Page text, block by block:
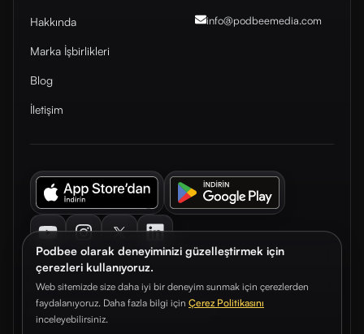
Podbee olarak deneyiminizi güzelleştirmek için
çerezleri kullanıyoruz.
Web sitemizde size daha iyi bir deneyim sunmak için çerezlerden
faydalanıyoruz. Daha fazla bilgi için Çerez Politikasını
inceleyebilirsiniz.
Hakkında
Marka İşbirlikleri
Blog
İletişim
info@podbeemedia.com
© 2026. Podbee Media. Tüm hakları saklıdır.